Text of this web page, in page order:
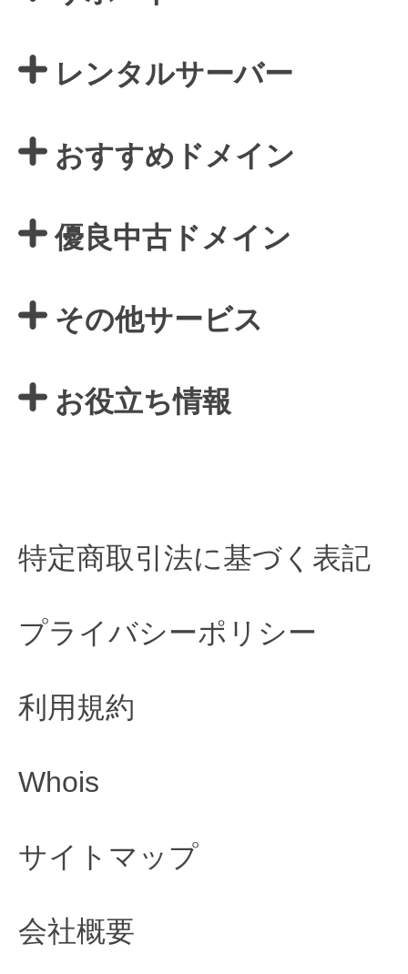
レンタルサーバー
おすすめドメイン
優良中古ドメイン
その他サービス
お役立ち情報
特定商取引法に基づく表記
プライバシーポリシー
利用規約
Whois
サイトマップ
会社概要